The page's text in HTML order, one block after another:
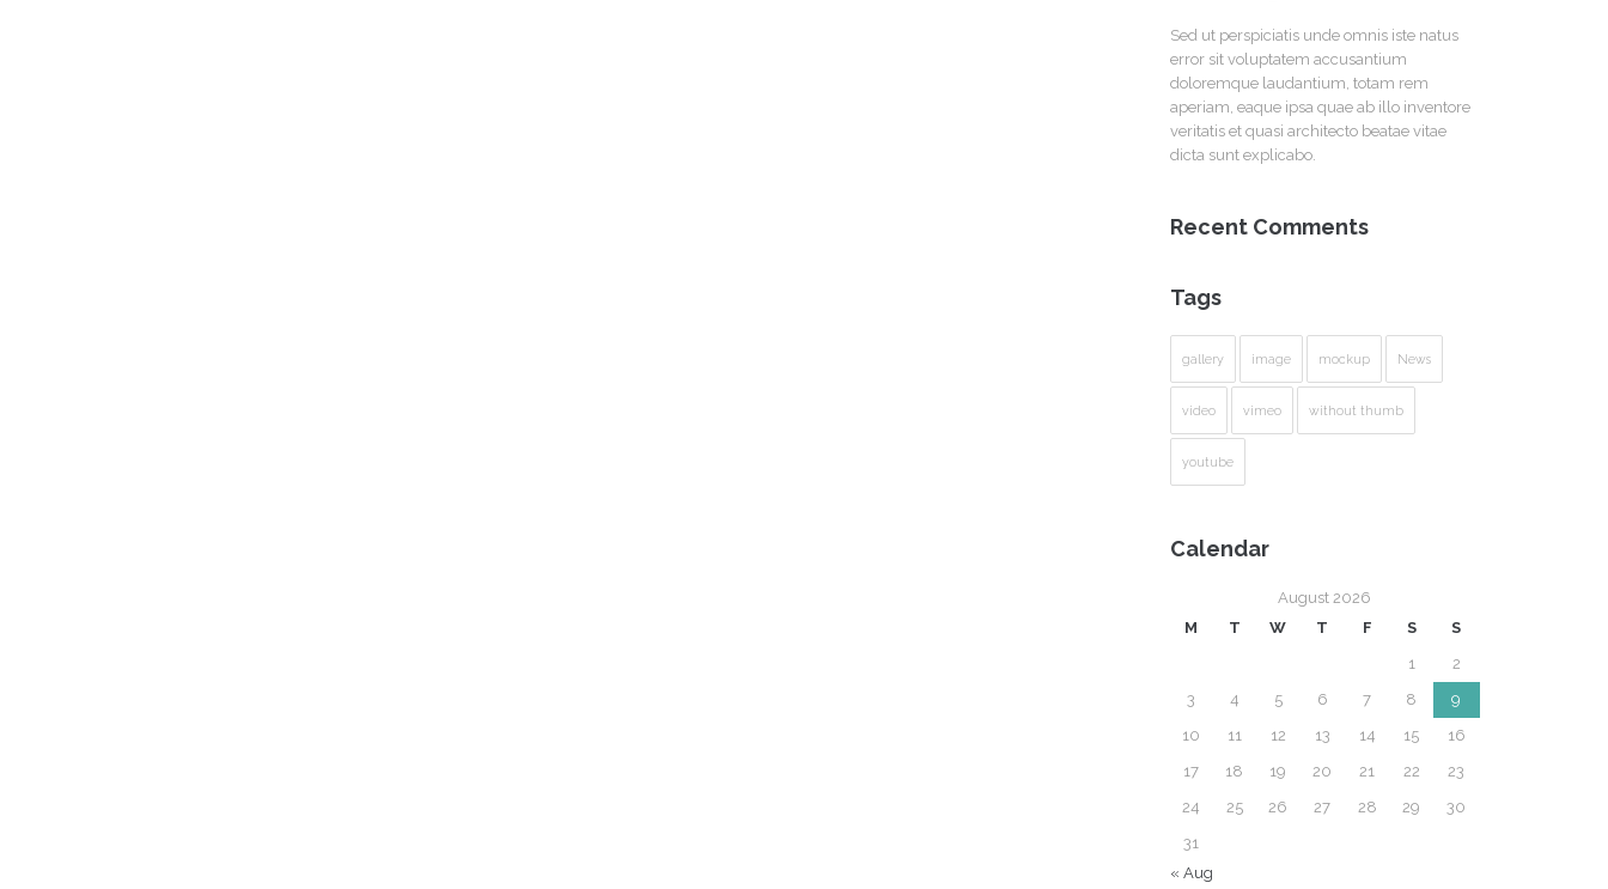
Sed ut perspiciatis unde omnis iste natus
error sit voluptatem accusantium
doloremque laudantium, totam rem
aperiam, eaque ipsa quae ab illo inventore
veritatis et quasi architecto beatae vitae
dicta sunt explicabo.
Recent Comments
Tags
gallery image mockup News
video vimeo without thumb
youtube
Calendar
August 2026
M
T W T F S
S
1
2
3
4 5 6 7 8
9
10
11 12 13 14 15
16
17
18 19 20 21 22
23
24
25 26 27 28 29
30
31
« Aug